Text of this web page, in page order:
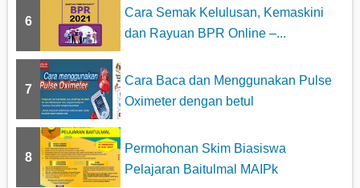
6
Cara Semak Kelulusan, Kemaskini
dan Rayuan BPR Online –...
7
Cara Baca dan Menggunakan Pulse
Oximeter dengan betul
8
Permohonan Skim Biasiswa
Pelajaran Baitulmal MAIPk